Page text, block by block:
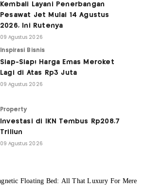
Kembali Layani Penerbangan
Pesawat Jet Mulai 14 Agustus
2026, Ini Rutenya
09 Agustus 2026
Inspirasi Bisnis
Siap-Siap! Harga Emas Meroket
Lagi di Atas Rp3 Juta
09 Agustus 2026
Property
Investasi di IKN Tembus Rp208,7
Triliun
09 Agustus 2026